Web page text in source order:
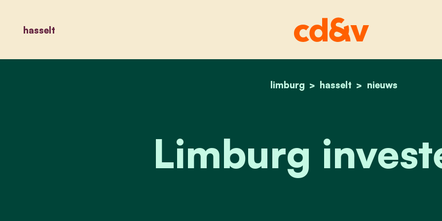
hasselt
home
limburg hasselt nieuws
limburg investeert
Limburg